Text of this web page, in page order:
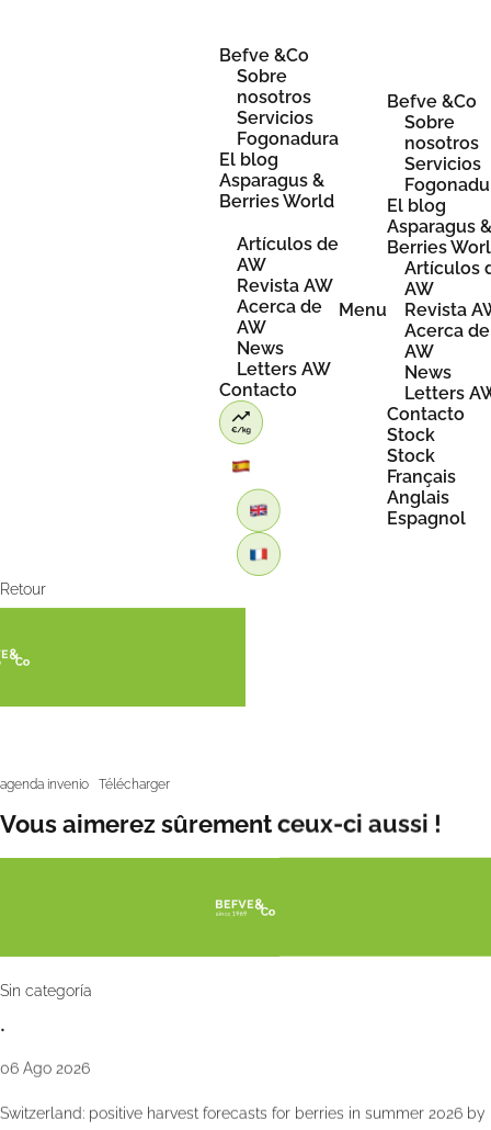
Befve &Co
Sobre
nosotros
Servicios
Fogonadura
El blog
Asparagus &
Berries World
Artículos de
AW
Revista AW
Acerca de
AW
News
Letters AW
Contacto
Menu
Befve &Co
Sobre
nosotros
Servicios
El blog
Asparagus
Berries
Artículos
AW
Revista
Acerca de
AW
News
Letters
Contacto
Stock
Stock
Français
Anglais
Espagnol
Retour
agenda invenio Télécharger
Vous aimerez sûrement ceux-ci aussi !
Sin categoría
•
06 Ago 2026
Switzerland: positive harvest forecasts for berries in summer 2026 by